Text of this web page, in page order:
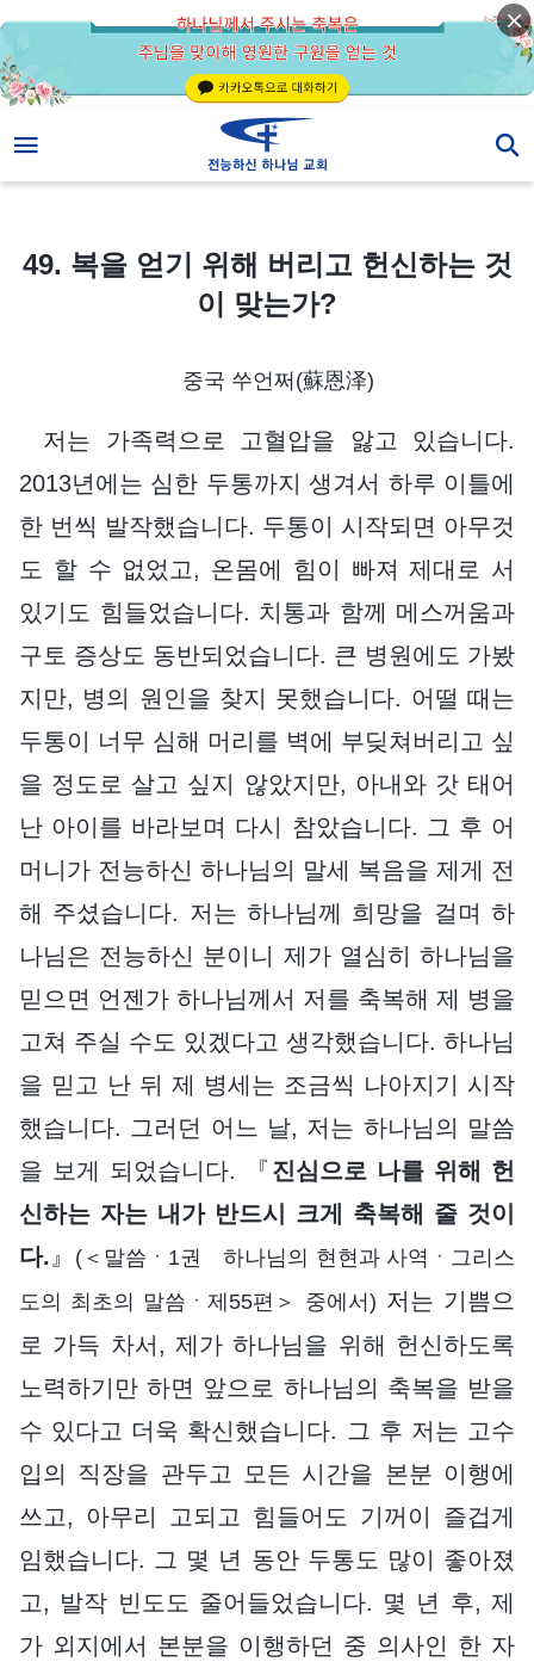
49. 복을 얻기 위해 버리고 헌신하는 것이 맞는가?
49. 복을 얻기 위해 버리고 헌신하는 것
이 맞는가?
중국 쑤언쩌(蘇恩泽)
저는 가족력으로 고혈압을 앓고 있습니다.
2013년에는 심한 두통까지 생겨서 하루 이틀에
한 번씩 발작했습니다. 두통이 시작되면 아무것
도 할 수 없었고, 온몸에 힘이 빠져 제대로 서
있기도 힘들었습니다. 치통과 함께 메스꺼움과
구토 증상도 동반되었습니다. 큰 병원에도 가봤
지만, 병의 원인을 찾지 못했습니다. 어떨 때는
두통이 너무 심해 머리를 벽에 부딪쳐버리고 싶
을 정도로 살고 싶지 않았지만, 아내와 갓 태어
난 아이를 바라보며 다시 참았습니다. 그 후 어
머니가 전능하신 하나님의 말세 복음을 제게 전
해 주셨습니다. 저는 하나님께 희망을 걸며 하
나님은 전능하신 분이니 제가 열심히 하나님을
믿으면 언젠가 하나님께서 저를 축복해 제 병을
고쳐 주실 수도 있겠다고 생각했습니다. 하나님
을 믿고 난 뒤 제 병세는 조금씩 나아지기 시작
했습니다. 그러던 어느 날, 저는 하나님의 말씀
을 보게 되었습니다. 『 진심으로 나를 위해 헌
신하는 자는 내가 반드시 크게 축복해 줄 것이
다. 』
(＜말씀ㆍ1권 하나님의 현현과 사역ㆍ그리스
도의 최초의 말씀ㆍ제55편＞ 중에서) 저는 기쁨으
로 가득 차서, 제가 하나님을 위해 헌신하도록
노력하기만 하면 앞으로 하나님의 축복을 받을
수 있다고 더욱 확신했습니다. 그 후 저는 고수
입의 직장을 관두고 모든 시간을 본분 이행에
쓰고, 아무리 고되고 힘들어도 기꺼이 즐겁게
임했습니다. 그 몇 년 동안 두통도 많이 좋아졌
고, 발작 빈도도 줄어들었습니다. 몇 년 후, 제
가 외지에서 본분을 이행하던 중 의사인 한 자